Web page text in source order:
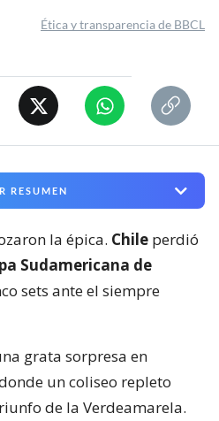
Ética y transparencia de BBCL
RESUMEN
la épica. Chile perdió
Sudamericana de
sets ante el siempre
grata sorpresa en
un coliseo repleto
de la Verdeamarela.